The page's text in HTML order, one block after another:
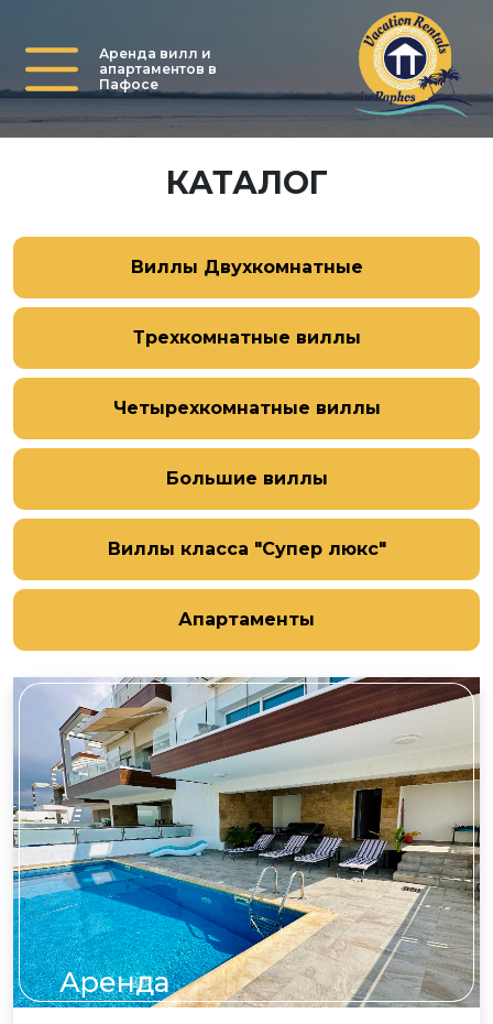
Аренда вилл и
апартаментов в
Пафосе
КАТАЛОГ
Виллы Двухкомнатные
Трехкомнатные виллы
Четырехкомнатные виллы
Большие виллы
Виллы класса "Супер люкс"
Апартаменты
Аренда